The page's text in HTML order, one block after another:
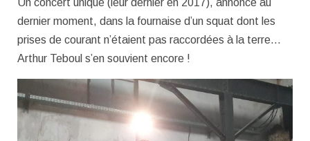
Un concert unique (leur dernier en 2017), annoncé au
dernier moment, dans la fournaise d’un squat dont les
prises de courant n’étaient pas raccordées à la terre…
Arthur Teboul s’en souvient encore !